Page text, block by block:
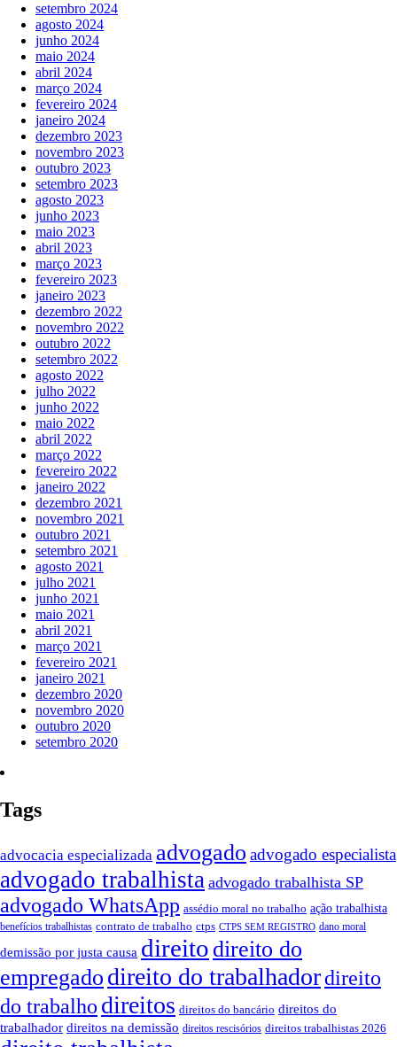
setembro 2024
agosto 2024
junho 2024
maio 2024
abril 2024
março 2024
fevereiro 2024
janeiro 2024
dezembro 2023
novembro 2023
outubro 2023
setembro 2023
agosto 2023
junho 2023
maio 2023
abril 2023
março 2023
fevereiro 2023
janeiro 2023
dezembro 2022
novembro 2022
outubro 2022
setembro 2022
agosto 2022
julho 2022
junho 2022
maio 2022
abril 2022
março 2022
fevereiro 2022
janeiro 2022
dezembro 2021
novembro 2021
outubro 2021
setembro 2021
agosto 2021
julho 2021
junho 2021
maio 2021
abril 2021
março 2021
fevereiro 2021
janeiro 2021
dezembro 2020
novembro 2020
outubro 2020
setembro 2020
Tags
advocacia especializada advogado advogado especialista
advogado trabalhista advogado trabalhista SP
advogado WhatsApp assédio moral no trabalho ação trabalhista
benefícios trabalhistas contrato de trabalho ctps CTPS SEM REGISTRO dano moral
demissão por justa causa direito direito do
empregado direito do trabalhadordireito
do trabalho direitos direitos do bancário direitos do
trabalhador direitos na demissão direitos rescisórios direitos trabalhistas 2026